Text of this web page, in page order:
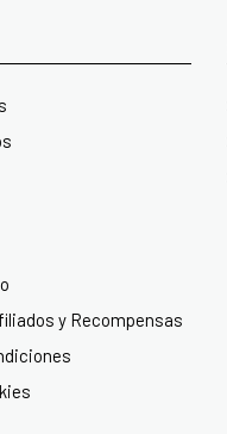
y Recompensas